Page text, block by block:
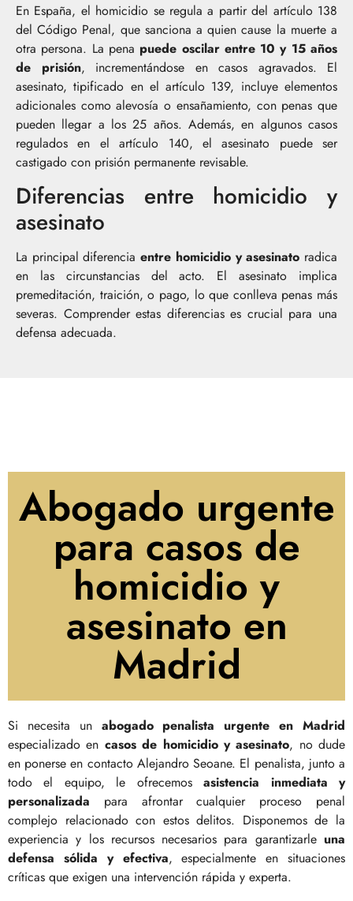
En España, el homicidio se regula a partir del artículo 138
del Código Penal, que sanciona a quien cause la muerte a
otra persona. La pena puede oscilar entre 10 y 15 años
de prisión, incrementándose en casos agravados. El
asesinato, tipificado en el artículo 139, incluye elementos
adicionales como alevosía o ensañamiento, con penas que
pueden llegar a los 25 años. Además, en algunos casos
regulados en el artículo 140, el asesinato puede ser
castigado con prisión permanente revisable.
Diferencias entre homicidio y
asesinato
La principal diferenciaentre homicidio y asesinato radica
en las circunstancias del acto. El asesinato implica
premeditación, traición, o pago, lo que conlleva penas más
severas. Comprender estas diferencias es crucial para una
defensa adecuada.
Abogado urgente
para casos de
homicidio y
asesinato en
Madrid
Si necesita un abogado penalista urgente en Madrid
especializado en casos de homicidio y asesinato, no dude
en ponerse en contacto Alejandro Seoane. El penalista, junto a
todo el equipo, le ofrecemosasistencia inmediata y
personalizada para afrontar cualquier proceso penal
complejo relacionado con estos delitos. Disponemos de la
experiencia y los recursos necesarios para garantizarle una
defensa sólida y efectiva, especialmente en situaciones
críticas que exigen una intervención rápida y experta.